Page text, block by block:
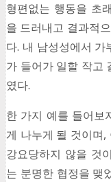
형편없는 행동을 초
을 드러내고 결과적
다. 내 남성성에서
가 들어가 일할 작고
였다.
한 가지 예를 들어보
게 나누게 될 것이며
강요당하지 않을 것
는 분명한 협정을 맺